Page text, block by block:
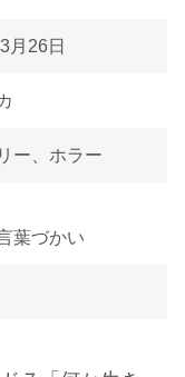
月26日
ー、ホラー
葉づかい